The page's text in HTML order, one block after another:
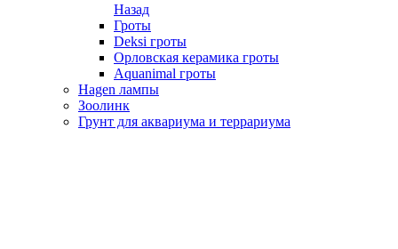
Назад
Гроты
Deksi гроты
Орловская керамика гроты
Aquanimal гроты
Hagen лампы
Зоолинк
Грунт для аквариума и террариума